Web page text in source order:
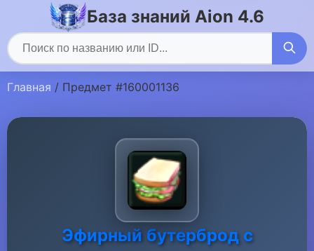
База знаний Aion 4.6
Главная / Предмет #160001136
Эфирный бутерброд с